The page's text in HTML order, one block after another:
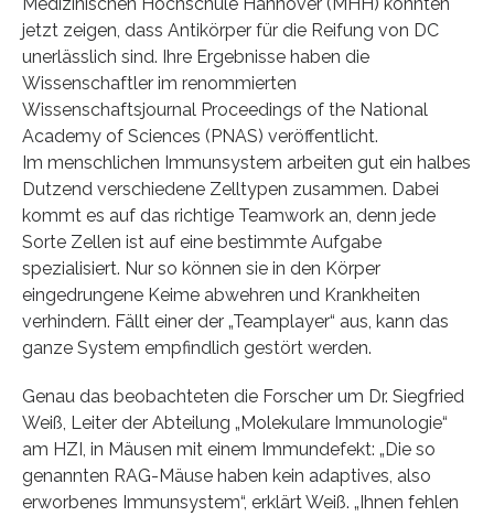
jetzt zeigen, dass Antikörper für die Reifung von DC
unerlässlich sind. Ihre Ergebnisse haben die
Wissenschaftler im renommierten
Wissenschaftsjournal Proceedings of the National
Academy of Sciences (PNAS) veröffentlicht.
Im menschlichen Immunsystem arbeiten gut ein halbes
Dutzend verschiedene Zelltypen zusammen. Dabei
kommt es auf das richtige Teamwork an, denn jede
Sorte Zellen ist auf eine bestimmte Aufgabe
spezialisiert. Nur so können sie in den Körper
eingedrungene Keime abwehren und Krankheiten
verhindern. Fällt einer der „Teamplayer“ aus, kann das
ganze System empfindlich gestört werden.
Genau das beobachteten die Forscher um Dr. Siegfried
Weiß, Leiter der Abteilung „Molekulare Immunologie“
am HZI, in Mäusen mit einem Immundefekt: „Die so
genannten RAG-Mäuse haben kein adaptives, also
erworbenes Immunsystem“, erklärt Weiß. „Ihnen fehlen